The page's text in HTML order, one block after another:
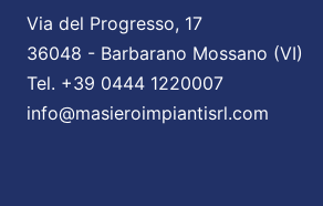
Via del Progresso, 17
36048 - Barbarano Mossano (VI)
Tel. +39 0444 1220007
info@masieroimpiantisrl.com